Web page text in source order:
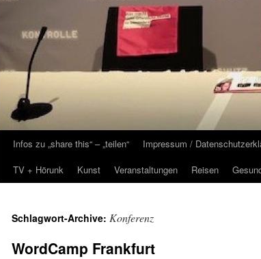
Zum
Inhalt
Infos zu „share this“ – „teilen“ Impressum /
TV + Hörunk
Kunst Veranstaltungen Reisen
Schlagwort-Archive: Konferenz
WordCamp Frankfurt